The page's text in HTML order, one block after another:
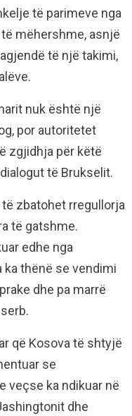
të parimeve nga
mëhershme, asnjë
të një takimi,
nuk është një
por autoritetet
zgjidhja për këtë
të Brukselit.
zbatohet rregullorja
të gatshme.
edhe nga
ka thënë se vendimi
dhe pa marrë
që Kosova të shtyjë
se
veçse ka ndikuar në
dhe